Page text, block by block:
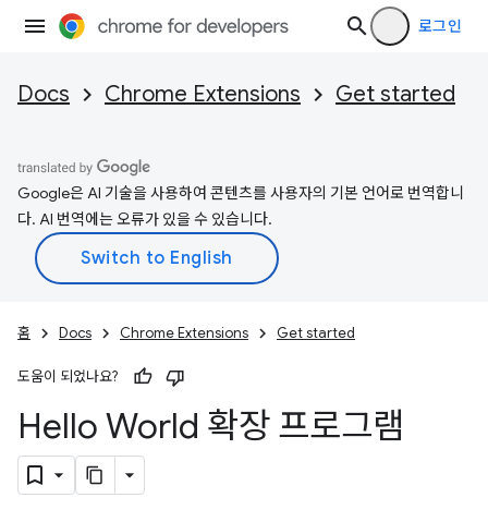
로그인
Docs Chrome Extensions Get started
Google은 AI 기술을 사용하여 콘텐츠를 사용자의 기본 언어로 번역합니
다. AI 번역에는 오류가 있을 수 있습니다.
홈 Docs Chrome Extensions Get started
도움이 되었나요?
Hello World 확장 프로그램